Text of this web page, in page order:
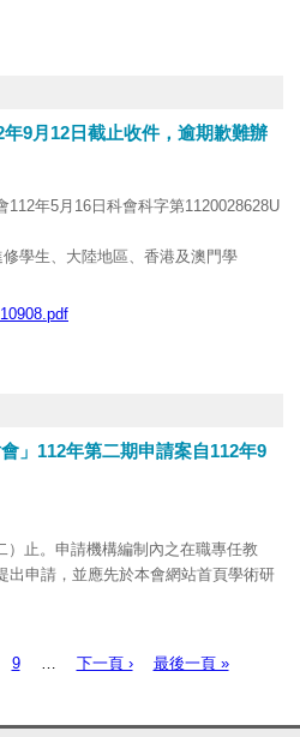
活動報名系統(
錄年度教育訓練認證時數1.5小時、深
為「申請公營計畫經驗分享座談會」，
9月12日截止收件，逾期歉難辦
年5月16日科會科字第1120028628U
學生、大陸地區、香港及澳門學
頁下載：
相關文件，於112年9月12日(二)前送
」112年第二期申請案自112年9
）止。申請機構編制內之在職專任教
出申請，並應先於本會網站首頁學術研
，毋須俟公告審查結果後始得舉辦研
9 下一頁 › 最後一頁 »